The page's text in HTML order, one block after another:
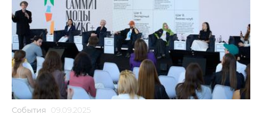
События 09.09.2025